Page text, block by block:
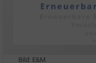
Bild: E&M